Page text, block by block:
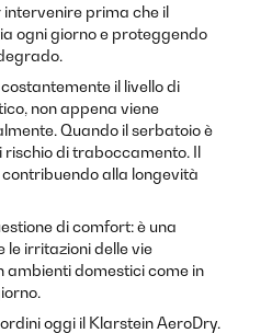
prima che il
ogni giorno e proteggendo
il livello di
non appena viene
Quando il serbatoio è
rischio di traboccamento. Il
alla longevità
di comfort: è una
irritazioni delle vie
ambienti domestici come in
oggi il Klarstein AeroDry.